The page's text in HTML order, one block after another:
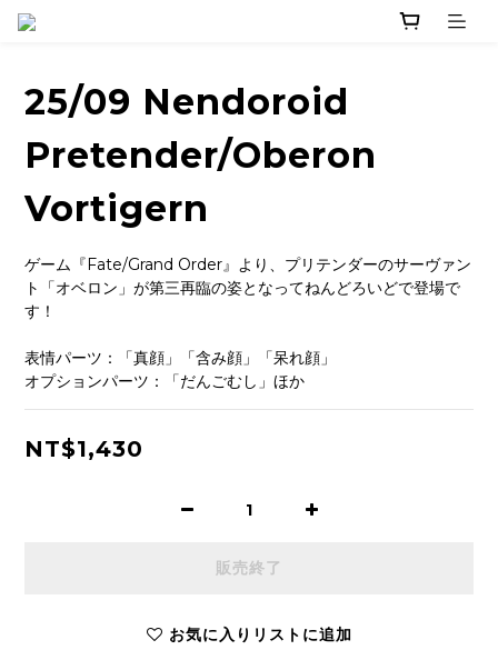
25/09 Nendoroid
Pretender/Oberon
Vortigern
ゲーム『Fate/Grand Order』より、プリテンダーのサーヴァン
ト「オベロン」が第三再臨の姿となってねんどろいどで登場で
す！
表情パーツ：「真顔」「含み顔」「呆れ顔」
オプションパーツ：「だんごむし」ほか
NT$1,430
販売終了
お気に入りリストに追加